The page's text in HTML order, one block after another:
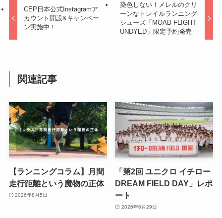
CEP日本公式Instagramア
カウント開設&キャンペー
ン実施中！
染色しない！メレルのクリ
ーンなトレイルランニング
シューズ「MOAB FLIGHT
UNDYED」限定予約発売
関連記事
【ランニングコラム】月間
走行距離という魔物の正体
2026年8月5日
「第2回 ユニクロ イチロー
DREAM FIELD DAY」レポ
ート
2026年6月29日